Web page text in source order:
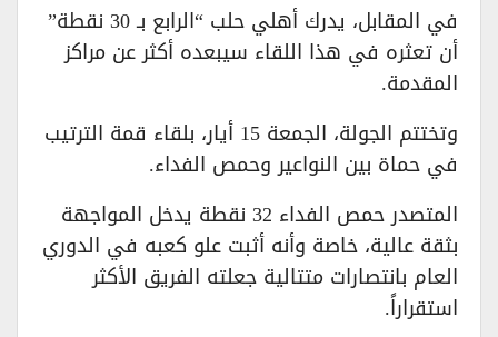
في المقابل، يدرك أهلي حلب “الرابع بـ 30 نقطة”
أن تعثره في هذا اللقاء سيبعده أكثر عن مراكز
المقدمة.
وتختتم الجولة، الجمعة 15 أيار، بلقاء قمة الترتيب
في حماة بين النواعير وحمص الفداء.
المتصدر حمص الفداء 32 نقطة يدخل المواجهة
بثقة عالية، خاصة وأنه أثبت علو كعبه في الدوري
العام بانتصارات متتالية جعلته الفريق الأكثر
استقراراً.